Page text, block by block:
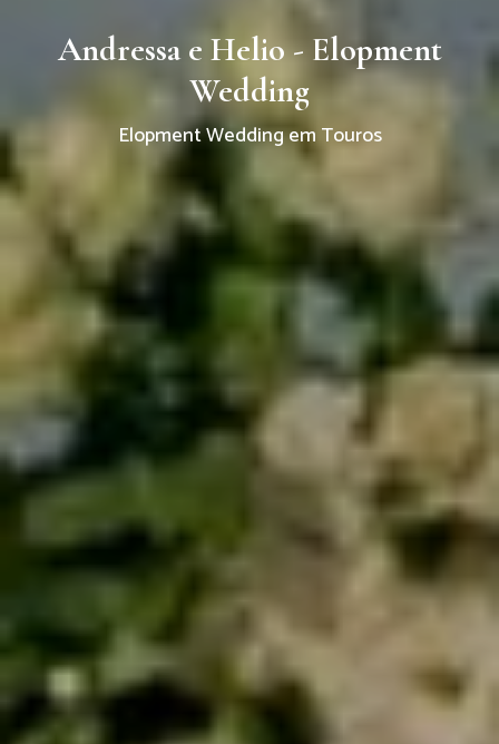
Andressa e Helio - Elopment
Wedding
Elopment Wedding em Touros